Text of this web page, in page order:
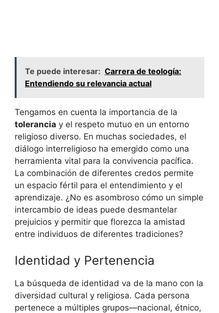
Te puede interesar: Carrera de teología:
Entendiendo su relevancia actual
Tengamos en cuenta la importancia de la
tolerancia y el respeto mutuo en un entorno
religioso diverso. En muchas sociedades, el
diálogo interreligioso ha emergido como una
herramienta vital para la convivencia pacífica.
La combinación de diferentes credos permite
un espacio fértil para el entendimiento y el
aprendizaje. ¿No es asombroso cómo un simple
intercambio de ideas puede desmantelar
prejuicios y permitir que florezca la amistad
entre individuos de diferentes tradiciones?
Identidad y Pertenencia
La búsqueda de identidad va de la mano con la
diversidad cultural y religiosa. Cada persona
pertenece a múltiples grupos—nacional, étnico,